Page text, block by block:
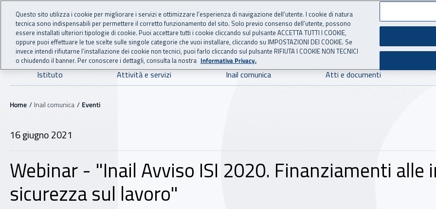
Vai al menu principale
Vai al contenuto principale
INAIL - Istituto Nazionale per l'Assicurazione
Navigazione principale
Istituto Attività e servizi Inail comunica Atti e documenti
Navigazione - Ti trovi in:
Home Inail comunica Eventi
16 giugno 2021
Webinar - "Inail Avviso ISI 2020. Finanziamenti alle
sicurezza sul lavoro"
Questo sito utilizza i cookie per migliorare i servizi e ottimizzare l’esperienza di navigazione dell’utente. I cookie di natura
tecnica sono indispensabili per permettere il corretto funzionamento del sito. Solo previo consenso dell’utente, possono
essere installati ulteriori tipologie di cookie. Puoi accettare tutti i cookie cliccando sul pulsante ACCETTA TUTTI I COOKIE,
oppure puoi effettuare le tue scelte sulle singole categorie che vuoi installare, cliccando su IMPOSTAZIONI DEI COOKIE. Se
invece intendi rifiutarne l’installazione dei cookie non tecnici, puoi farlo cliccando sul pulsante RIFIUTA I COOKIE NON TECNICI
o chiudendo il banner. Per conoscere i dettagli, consulta la nostra Informativa Privacy.